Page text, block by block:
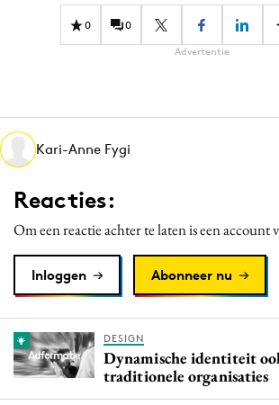
Gedragsverandering
Influencer marketing
Media
Merkstrategie
PR
Programmatic
Purpose Marketing
Reputatie & crisis
0 0
Advertentie
Kari-Anne Fygi
Reacties:
Om een reactie achter te laten is een account
Inloggen Abonneer nu
DESIGN
Dynamische identiteit
traditionele organisaties